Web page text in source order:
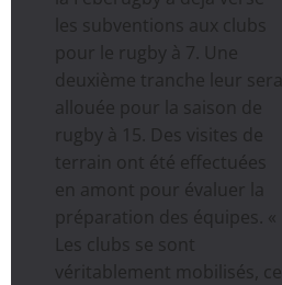
les subventions aux clubs
pour le rugby à 7. Une
deuxième tranche leur sera
allouée pour la saison de
rugby à 15. Des visites de
terrain ont été effectuées
en amont pour évaluer la
préparation des équipes. «
Les clubs se sont
véritablement mobilisés, ce